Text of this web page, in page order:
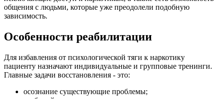
общения с людьми, которые уже преодолели подобную
зависимость.
Особенности реабилитации
Для избавления от психологической тяги к наркотику
пациенту назначают индивидуальные и групповые тренинги.
Главные задачи восстановления - это:
осознание существующие проблемы;